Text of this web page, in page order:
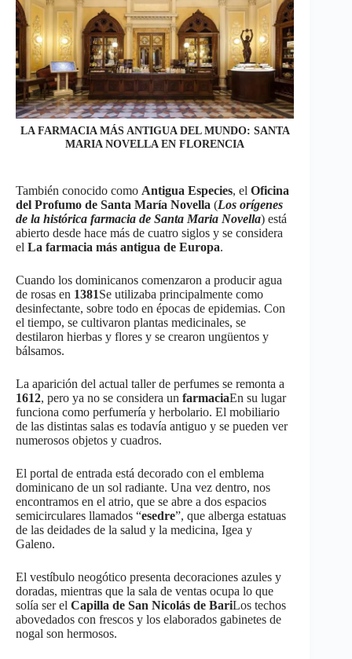
LA FARMACIA MÁS ANTIGUA DEL MUNDO: SANTA
MARIA NOVELLA EN FLORENCIA
También conocido como Antigua Especies, el Oficina
del Profumo de Santa María Novella (Los orígenes
de la histórica farmacia de Santa Maria Novella) está
abierto desde hace más de cuatro siglos y se considera
el La farmacia más antigua de Europa.
Cuando los dominicanos comenzaron a producir agua
de rosas en 1381Se utilizaba principalmente como
desinfectante, sobre todo en épocas de epidemias. Con
el tiempo, se cultivaron plantas medicinales, se
destilaron hierbas y flores y se crearon ungüentos y
bálsamos.
La aparición del actual taller de perfumes se remonta a
1612, pero ya no se considera un farmaciaEn su lugar
funciona como perfumería y herbolario. El mobiliario
de las distintas salas es todavía antiguo y se pueden ver
numerosos objetos y cuadros.
El portal de entrada está decorado con el emblema
dominicano de un sol radiante. Una vez dentro, nos
encontramos en el atrio, que se abre a dos espacios
semicirculares llamados “esedre”, que alberga estatuas
de las deidades de la salud y la medicina, Igea y
Galeno.
El vestíbulo neogótico presenta decoraciones azules y
doradas, mientras que la sala de ventas ocupa lo que
solía ser el Capilla de San Nicolás de BariLos techos
abovedados con frescos y los elaborados gabinetes de
nogal son hermosos.